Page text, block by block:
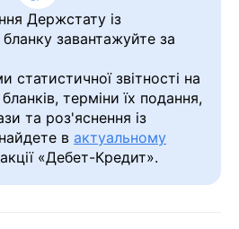
Держстату із
завантажуйте за
статистичної звітності на
терміни їх подання,
та роз'яснення із
в актуальному
«Дебет-Кредит».